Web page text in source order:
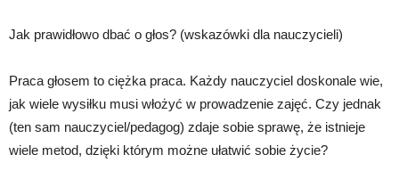
Jak prawidłowo dbać o głos? (wskazówki dla nauczycieli)
Praca głosem to ciężka praca. Każdy nauczyciel doskonale wie,
jak wiele wysiłku musi włożyć w prowadzenie zajęć. Czy jednak
(ten sam nauczyciel/pedagog) zdaje sobie sprawę, że istnieje
wiele metod, dzięki którym możne ułatwić sobie życie?